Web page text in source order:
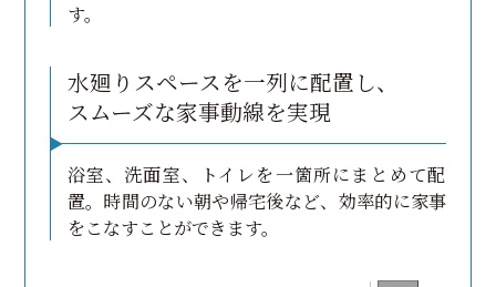
す。
水廻りスペースを一列に配置し、
スムーズな家事動線を実現
浴室、洗面室、トイレを一箇所にまとめて配
置。時間のない朝や帰宅後など、効率的に家事
をこなすことができます。